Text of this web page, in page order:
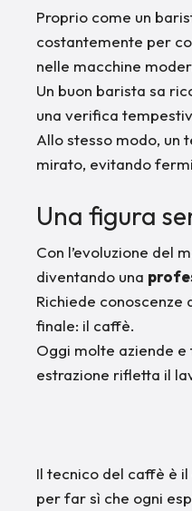
Proprio come un
costantemente per
nelle macchine
Un buon barista sa
una verifica
Allo stesso modo, un
mirato, evitando
Una figura
Con l’evoluzione del
diventando una
Richiede
finale: il caffè.
Oggi molte aziende
estrazione rifletta il
Il tecnico del caffè è
per far sì che ogni